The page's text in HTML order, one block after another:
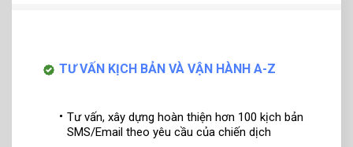
TƯ VẤN KỊCH BẢN VÀ VẬN HÀNH A-Z
Tư vấn, xây dựng hoàn thiện hơn 100 kịch bản
SMS/Email theo yêu cầu của chiến dịch